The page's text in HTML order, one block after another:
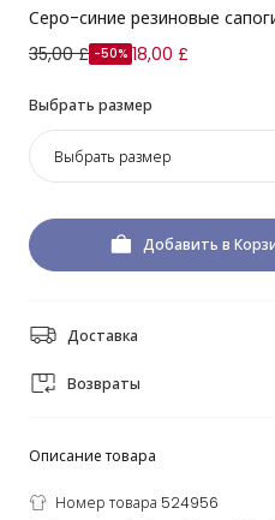
Серо-синие резиновые
35,00 £ -50% 18,00 £
Выбрать размер
Выбрать размер
Добавить в
Доставка
Возвраты
Описание товара
Номер товара 524956